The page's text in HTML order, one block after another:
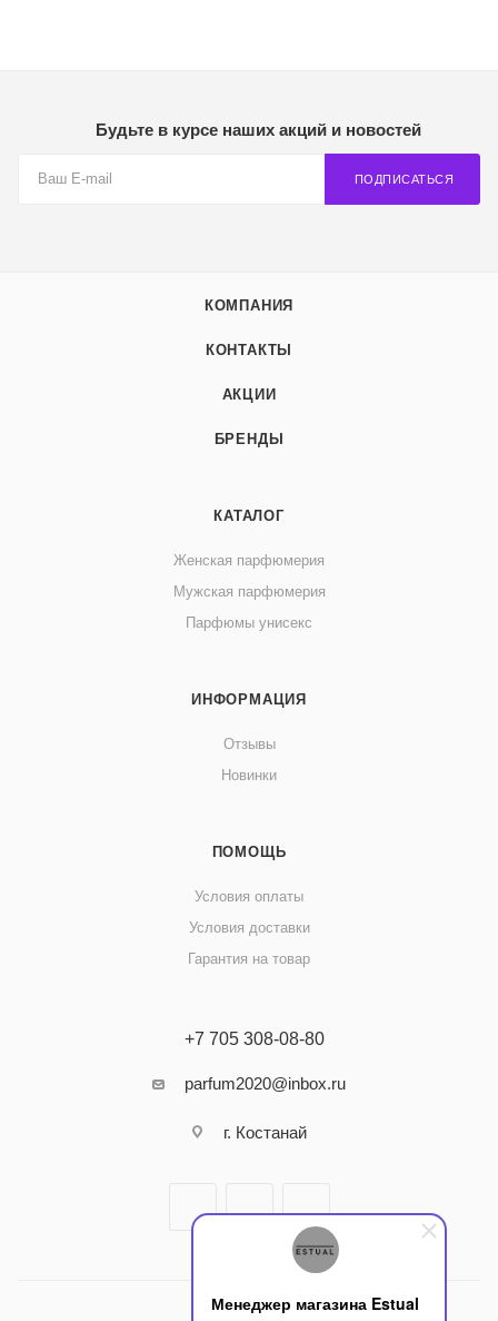
Менеджер магазина Estual
Будьте в курсе наших акций и новостей
ПОДПИСАТЬСЯ
КОМПАНИЯ
КОНТАКТЫ
АКЦИИ
БРЕНДЫ
КАТАЛОГ
Женская парфюмерия
Мужская парфюмерия
Парфюмы унисекс
ИНФОРМАЦИЯ
Отзывы
Новинки
ПОМОЩЬ
Условия оплаты
Условия доставки
Гарантия на товар
+7 705 308-08-80
parfum2020@inbox.ru
г. Костанай